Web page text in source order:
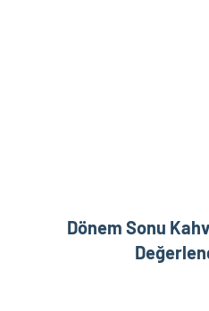
Dönem Sonu